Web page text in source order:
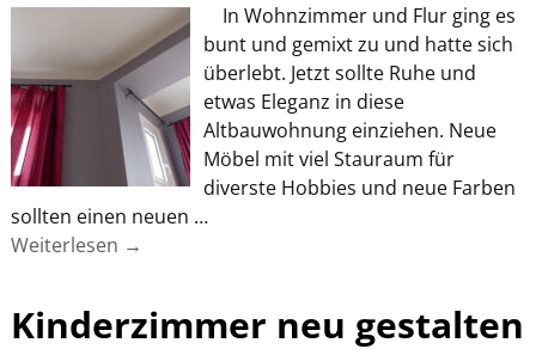
In Wohnzimmer und Flur ging es
bunt und gemixt zu und hatte sich
überlebt. Jetzt sollte Ruhe und
etwas Eleganz in diese
Altbauwohnung einziehen. Neue
Möbel mit viel Stauraum für
diverste Hobbies und neue Farben
sollten einen neuen …
Weiterlesen →
Kinderzimmer neu gestalten